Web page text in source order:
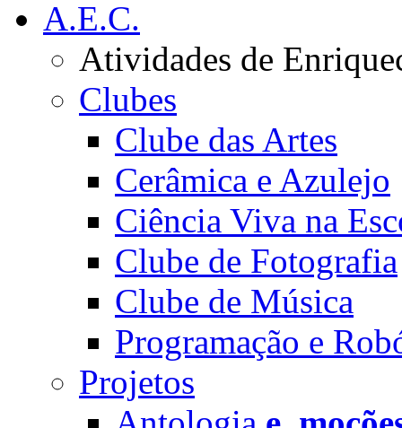
A.E.C.
Atividades de
Clubes
Clube das Artes
Cerâmica e Azulejo
Ciência Viva na
Clube de Fotografia
Clube de Música
Programação e
Projetos